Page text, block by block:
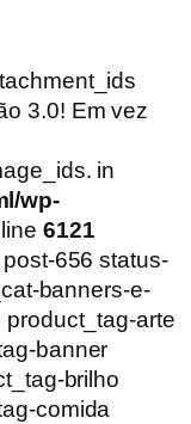
3.0! Em vez
in
wp-
6121
656 status-
banners-e-
arte
banner
brilho
comida